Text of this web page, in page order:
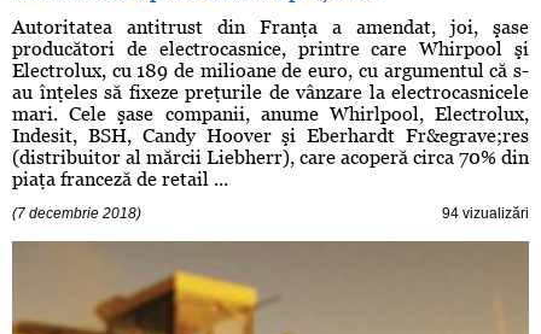
Autoritatea antitrust din Franţa a amendat, joi, şase
producători de electrocasnice, printre care Whirpool şi
Electrolux, cu 189 de milioane de euro, cu argumentul că s-
au înţeles să fixeze preţurile de vânzare la electrocasnicele
mari. Cele şase companii, anume Whirlpool, Electrolux,
Indesit, BSH, Candy Hoover şi Eberhardt Fr&egrave;res
(distribuitor al mărcii Liebherr), care acoperă circa 70% din
piaţa franceză de retail ...
(7 decembrie 2018) 94 vizualizări